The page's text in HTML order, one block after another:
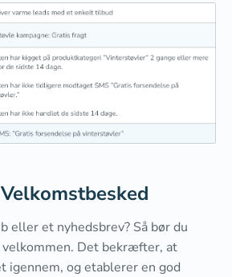
eller et nyhedsbrev? Så bør du
velkommen. Det bekræfter, at
igennem, og etablerer en god